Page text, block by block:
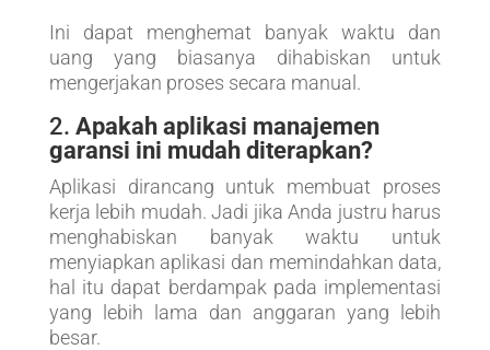
Ini dapat menghemat banyak waktu dan
uang yang biasanya dihabiskan untuk
mengerjakan proses secara manual.
2. Apakah aplikasi manajemen
garansi ini mudah diterapkan?
Aplikasi dirancang untuk membuat proses
kerja lebih mudah. Jadi jika Anda justru harus
menghabiskan banyak waktu untuk
menyiapkan aplikasi dan memindahkan data,
hal itu dapat berdampak pada implementasi
yang lebih lama dan anggaran yang lebih
besar.